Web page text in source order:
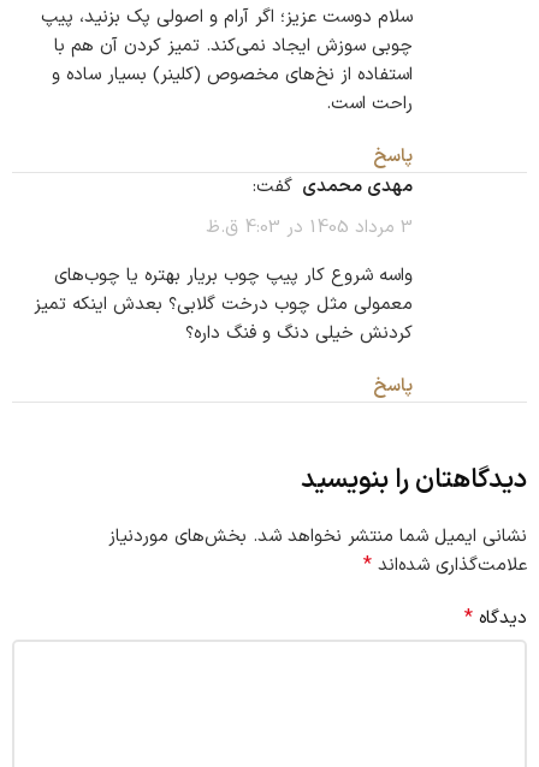
سلام دوست عزیز؛ اگر آرام و اصولی پک بزنید، پیپ
چوبی سوزش ایجاد نمی‌کند. تمیز کردن آن هم با
استفاده از نخ‌های مخصوص (کلینر) بسیار ساده و
راحت است.
پاسخ
مهدی محمدی گفت:
3 مرداد 1405 در 4:03 ق.ظ
واسه شروع کار پیپ چوب بریار بهتره یا چوب‌های
معمولی مثل چوب درخت گلابی؟ بعدش اینکه تمیز
کردنش خیلی دنگ و فنگ داره؟
پاسخ
دیدگاهتان را بنویسید
نشانی ایمیل شما منتشر نخواهد شد. بخش‌های موردنیاز
علامت‌گذاری شده‌اند *
دیدگاه *